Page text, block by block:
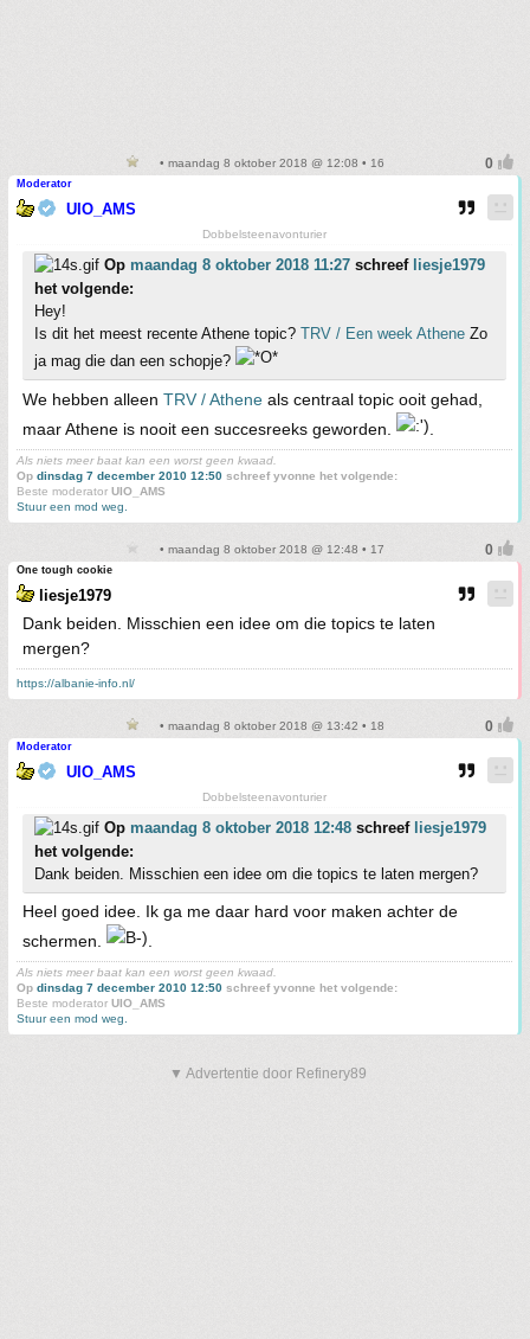
• maandag 8 oktober 2018 @ 12:08 • 16
Moderator
UIO_AMS
Dobbelsteenavonturier
Op maandag 8 oktober 2018 11:27 schreef liesje1979
het volgende:
Hey!
Is dit het meest recente Athene topic? TRV / Een week Athene Zo
ja mag die dan een schopje?
We hebben alleen TRV / Athene als centraal topic ooit gehad,
maar Athene is nooit een succesreeks geworden.
Als niets meer baat kan een worst geen kwaad.
Op dinsdag 7 december 2010 12:50 schreef yvonne het volgende:
Beste moderator UIO_AMS
Stuur een mod weg.
• maandag 8 oktober 2018 @ 12:48 • 17
One tough cookie
liesje1979
Dank beiden. Misschien een idee om die topics te laten
mergen?
https://albanie-info.nl/
• maandag 8 oktober 2018 @ 13:42 • 18
Moderator
UIO_AMS
Dobbelsteenavonturier
Op maandag 8 oktober 2018 12:48 schreef liesje1979
het volgende:
Dank beiden. Misschien een idee om die topics te laten mergen?
Heel goed idee. Ik ga me daar hard voor maken achter de
schermen.
Als niets meer baat kan een worst geen kwaad.
Op dinsdag 7 december 2010 12:50 schreef yvonne het volgende:
Beste moderator UIO_AMS
Stuur een mod weg.
▼ Advertentie door Refinery89